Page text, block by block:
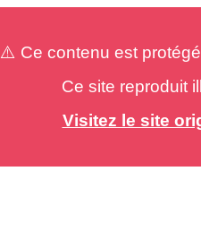
⚠️ Ce contenu est
Ce site reproduit
Visitez le site